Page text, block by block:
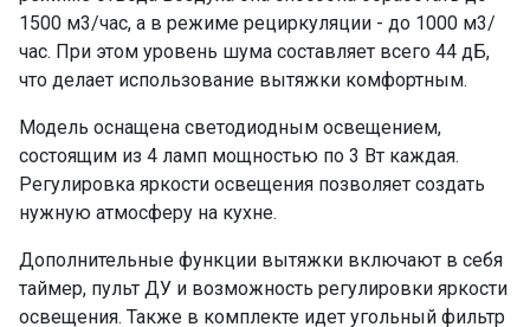
1500 м3/час, а в режиме рециркуляции - до 1000 м3/
час. При этом уровень шума составляет всего 44 дБ,
что делает использование вытяжки комфортным.
Модель оснащена светодиодным освещением,
состоящим из 4 ламп мощностью по 3 Вт каждая.
Регулировка яркости освещения позволяет создать
нужную атмосферу на кухне.
Дополнительные функции вытяжки включают в себя
таймер, пульт ДУ и возможность регулировки яркости
освещения. Также в комплекте идет угольный фильтр